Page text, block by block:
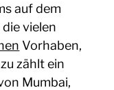
auf dem
vielen
Vorhaben,
zählt ein
Mumbai,